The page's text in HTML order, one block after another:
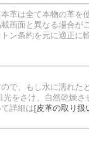
革は全て本物の革を
画面と異なる場合が
ン条約を元に適正に
で、もし水に濡れた
をさけ、自然乾燥さ
詳細は[皮革の取り扱